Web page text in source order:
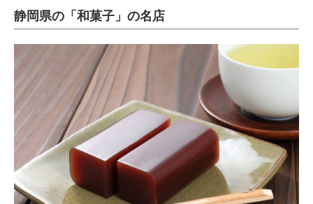
建設×テクノロジーの最前線
ちょっと気になるネットの話題
静岡県の「和菓子」の名店